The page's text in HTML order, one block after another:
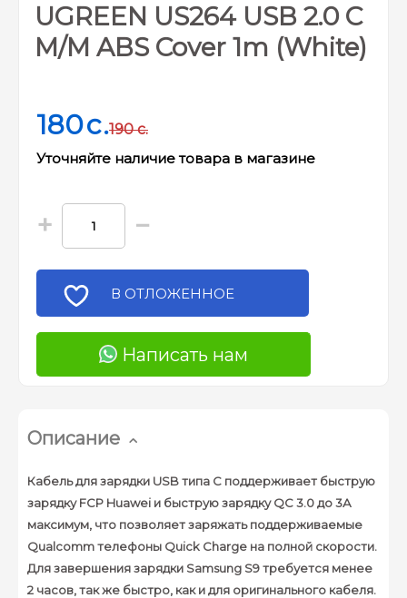
UGREEN US264 USB 2.0 C
M/M ABS Cover 1m (White)
180c.
Уточняйте наличие товара в магазине
190 c.
+ −
В ОТЛОЖЕННОЕ
Написать нам
Описание
Кабель для зарядки USB типа C поддерживает быструю
зарядку FCP Huawei и быструю зарядку QC 3.0 до 3А
максимум, что позволяет заряжать поддерживаемые
Qualcomm телефоны Quick Charge на полной скорости.
Для завершения зарядки Samsung S9 требуется менее
2 часов, так же быстро, как и для оригинального кабеля.